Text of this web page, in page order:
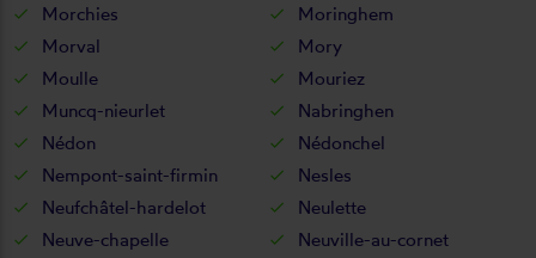
Morchies
Moringhem
Morval
Mory
Moulle
Mouriez
Muncq-nieurlet
Nabringhen
Nédon
Nédonchel
Nempont-saint-firmin
Nesles
Neufchâtel-hardelot
Neulette
Neuve-chapelle
Neuville-au-cornet